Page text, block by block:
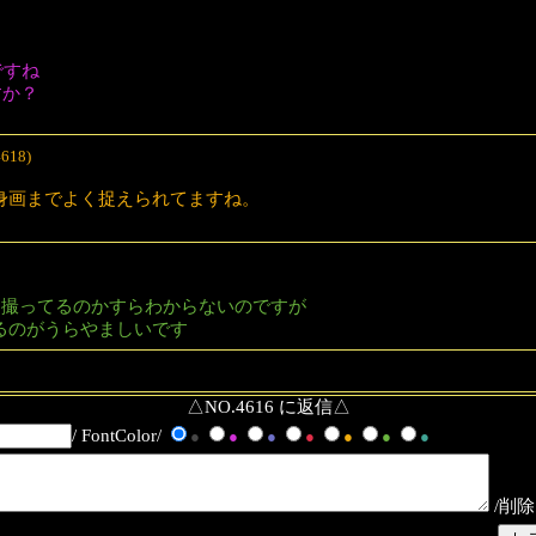
ね
？
までよく捉えられてますね。
ってるのかすらわからないのですが
のがうらやましいです
△NO.4616 に返信△
/ FontColor/
● ● ● ● ● ● ●
/削